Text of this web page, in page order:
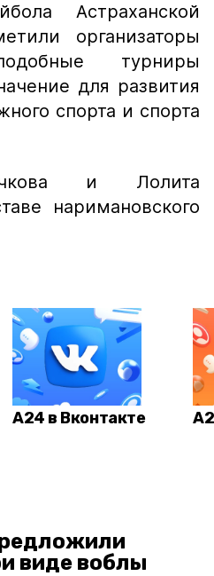
Астраханской
организаторы
турниры
для развития
спорта и спорта
и Лолита
наримановского
А24 в Вконтакте
виде воблы